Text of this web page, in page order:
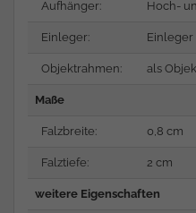
Aufhänger: Hoch-
Einleger: Einleger
Objektrahmen: als
Maße
Falzbreite: 0,8 cm
Falztiefe: 2 cm
weitere Eigenschaften